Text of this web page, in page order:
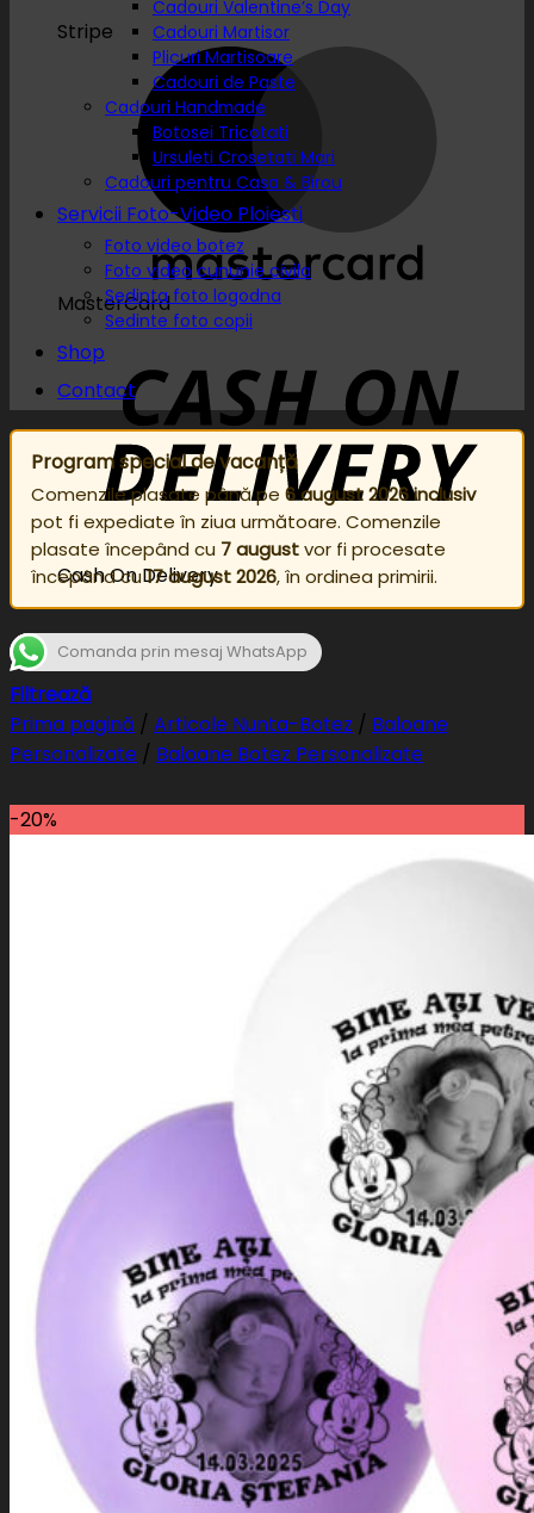
Stripe
MasterCard
Cash On Delivery
Cadouri Valentine’s Day
Cadouri Martisor
Plicuri Martisoare
Cadouri de Paste
Cadouri Handmade
Botosei Tricotati
Ursuleti Crosetati Mari
Cadouri pentru Casa & Birou
Servicii Foto-Video Ploiesti
Foto video botez
Foto video cununie civila
Sedinta foto logodna
Sedinte foto copii
Shop
Contact
Program special de vacanță
Comenzile plasate până pe 6 august 2026 inclusiv
pot fi expediate în ziua următoare. Comenzile
plasate începând cu 7 augustvor fi procesate
începând cu17 august 2026, în ordinea primirii.
Comanda prin mesaj WhatsApp
Filtrează
Prima pagină / Articole Nunta-Botez / Baloane
Personalizate / Baloane Botez Personalizate
-20%